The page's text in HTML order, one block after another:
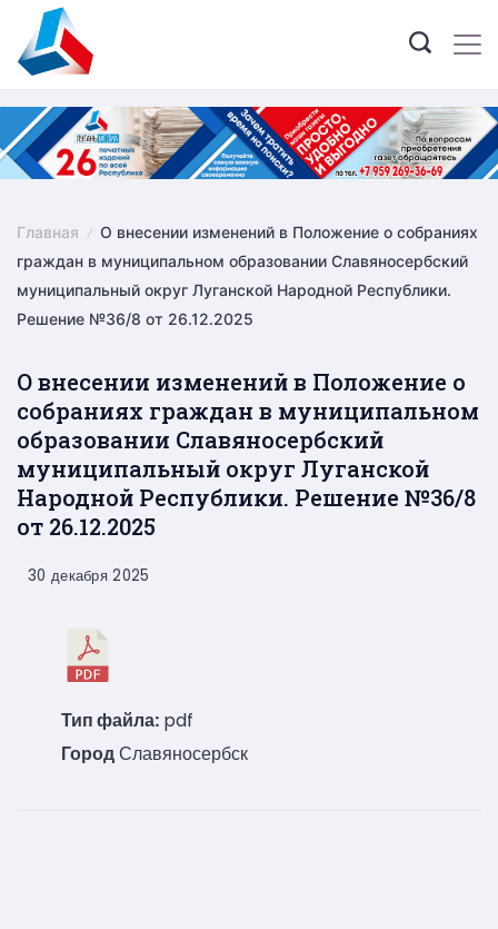
content
Главная
О внесении изменений в Положение о собраниях
граждан в муниципальном образовании Славяносербский
муниципальный округ Луганской Народной Республики.
Решение №36/8 от 26.12.2025
О внесении изменений в Положение о
собраниях граждан в муниципальном
образовании Славяносербский
муниципальный округ Луганской
Народной Республики. Решение №36/8
от 26.12.2025
30 декабря 2025
Тип файла: pdf
ГородСлавяносербск